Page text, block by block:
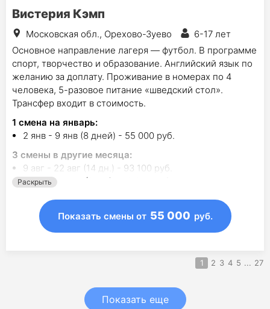
Вистерия Кэмп
Московская обл., Орехово-Зуево
6-17 лет
Основное направление лагеря — футбол. В программе
спорт, творчество и образование. Английский язык по
желанию за доплату. Проживание в номерах по 4
человека, 5-разовое питание «шведский стол».
Трансфер входит в стоимость.
1 смена на январь:
2 янв - 9 янв (8 дней) - 55 000 руб.
3 смены в другие месяца:
9 авг - 22 авг (14 дн.) - 93 100 руб.
25 окт - 1 ноя (8 дн.) - 52 250 руб.
Раскрыть
Показать смены от 55 000 руб.
1 2 3 4 5 ... 27
Показать еще